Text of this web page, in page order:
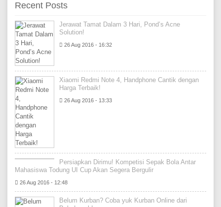
Recent Posts
Jerawat Tamat Dalam 3 Hari, Pond’s Acne
Solution!
26 Aug 2016 - 16:32
Xiaomi Redmi Note 4, Handphone Cantik dengan
Harga Terbaik!
26 Aug 2016 - 13:33
Persiapkan Dirimu! Kompetisi Sepak Bola Antar
Mahasiswa Todung UI Cup Akan Segera Bergulir
26 Aug 2016 - 12:48
Belum Kurban? Coba yuk Kurban Online dari